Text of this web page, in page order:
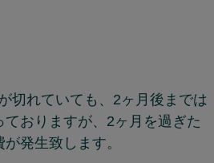
切れていても、2ヶ月後までは
おりますが、2ヶ月を過ぎた
発生致します。